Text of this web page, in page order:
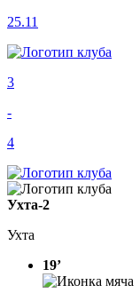
25.11
3
-
4
Ухта-2
Ухта
19’